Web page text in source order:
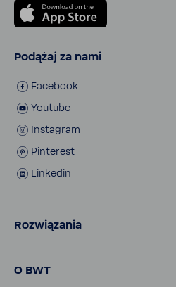
Podążaj za nami
Face­book
Youtube
Insta­gram
Pinte­rest
Linkedin
Rozwiązania
Woda BWT
O BWT